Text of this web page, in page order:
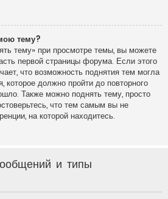
тему?
тему» при просмотре темы, вы можете
первой страницы форума. Если этого
что возможность поднятия тем могла
которое должно пройти до повторного
Также можно поднять тему, просто
что тем самым вы не
на которой находитесь.
и типы